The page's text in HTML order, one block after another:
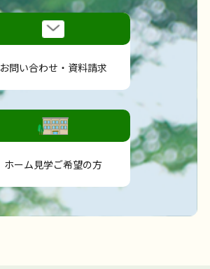
お問い合わせ・資料請求
ホーム見学ご希望の方